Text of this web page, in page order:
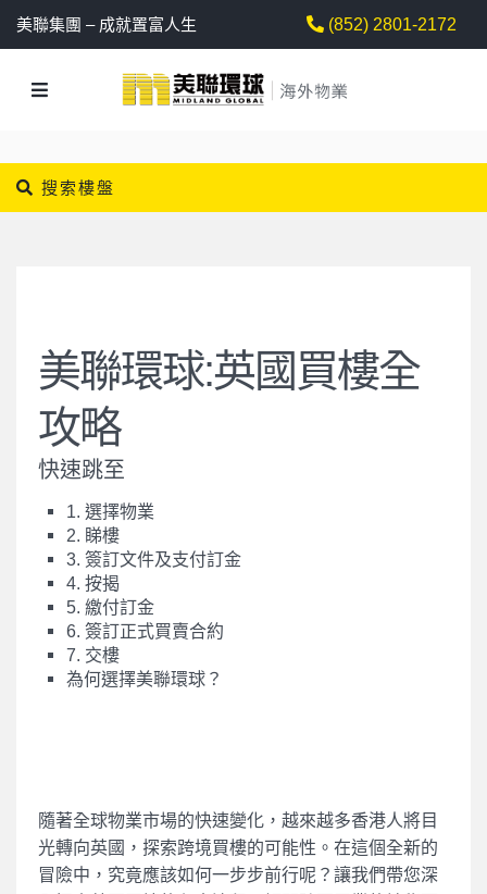
美聯集團 – 成就置富人生 (852) 2801-2172
搜索樓盤
美聯環球:英國買樓全
攻略
快速跳至
1. 選擇物業
2. 睇樓
3. 簽訂文件及支付訂金
4. 按揭
5. 繳付訂金
6. 簽訂正式買賣合約
7. 交樓
為何選擇美聯環球？
隨著全球物業市場的快速變化，越來越多香港人將目
光轉向英國，探索跨境買樓的可能性。在這個全新的
冒險中，究竟應該如何一步步前行呢？讓我們帶您深